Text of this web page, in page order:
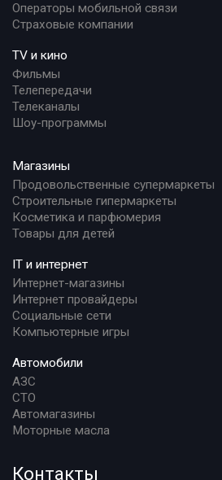
Операторы мобильной связи
Страховые компании
TV и кино
Фильмы
Телепередачи
Телеканалы
Шоу-программы
Магазины
Продовольственные супермаркеты
Строительные гипермаркеты
Косметика и парфюмерия
Товары для детей
IT и интернет
Интернет-магазины
Интернет провайдеры
Социальные сети
Компьютерные игры
Автомобили
АЗС
СТО
Автомагазины
Моторные масла
Контакты